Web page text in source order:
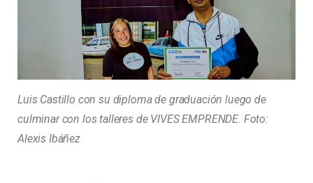
Luis Castillo con su diploma de graduación luego de
culminar con los talleres de VIVES EMPRENDE. Foto:
Alexis Ibáñez